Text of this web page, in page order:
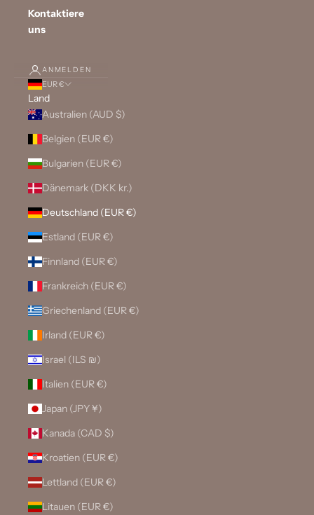
Kontaktiere
uns
ANMELDEN
EUR €
Land
Australien (AUD $)
Belgien (EUR €)
Bulgarien (EUR €)
Dänemark (DKK kr.)
Deutschland (EUR €)
Estland (EUR €)
Finnland (EUR €)
Frankreich (EUR €)
Griechenland (EUR €)
Irland (EUR €)
Israel (ILS ₪)
Italien (EUR €)
Japan (JPY ¥)
Kanada (CAD $)
Kroatien (EUR €)
Lettland (EUR €)
Litauen (EUR €)